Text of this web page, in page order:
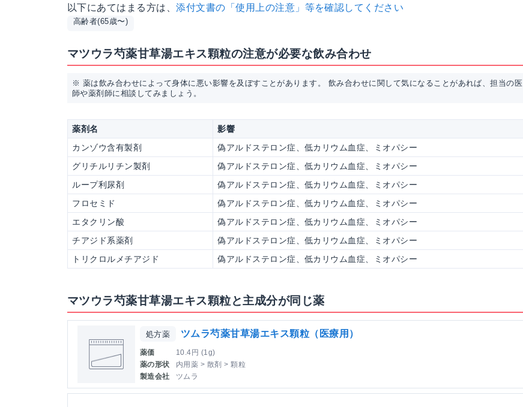
以下にあてはまる方は、添付文書の「使用上の注意」等を確認してください
高齢者(65歳〜)
マツウラ芍薬甘草湯エキス顆粒の注意が必要な飲み合わせ
※ 薬は飲み合わせによって身体に悪い影響を及ぼすことがあります。 飲み合わせに関して気になることがあれば、担当の医
師や薬剤師に相談してみましょう。
薬剤名
影響
カンゾウ含有製剤
偽アルドステロン症、低カリウム血症、ミオパシー
グリチルリチン製剤
偽アルドステロン症、低カリウム血症、ミオパシー
ループ利尿剤
偽アルドステロン症、低カリウム血症、ミオパシー
フロセミド
偽アルドステロン症、低カリウム血症、ミオパシー
エタクリン酸
偽アルドステロン症、低カリウム血症、ミオパシー
チアジド系薬剤
偽アルドステロン症、低カリウム血症、ミオパシー
トリクロルメチアジド
偽アルドステロン症、低カリウム血症、ミオパシー
マツウラ芍薬甘草湯エキス顆粒と主成分が同じ薬
処方薬 ツムラ芍薬甘草湯エキス顆粒（医療用）
薬価
10.4円 (1g)
薬の形状
内用薬 > 散剤 > 顆粒
製造会社
ツムラ